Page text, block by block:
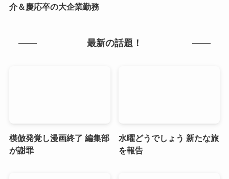
介＆慶応卒の大企業勤務
最新の話題！
模倣発覚し漫画終了 編集部
が謝罪
水曜どうでしょう 新たな旅
を報告